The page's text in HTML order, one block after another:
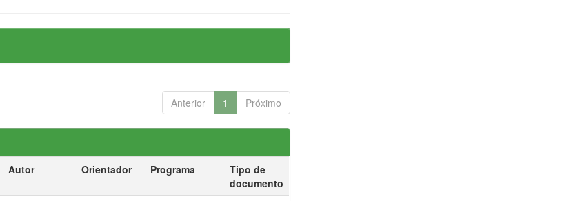
Anterior 1 Próximo
Autor Orientador Programa
Tipo de
documento